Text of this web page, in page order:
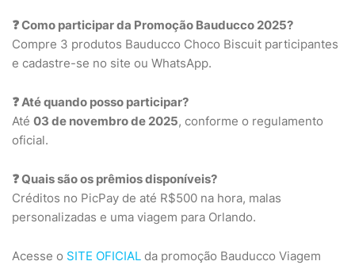
❓ Como participar da Promoção Bauducco 2025?
Compre 3 produtos Bauducco Choco Biscuit participantes
e cadastre-se no site ou WhatsApp.
❓ Até quando posso participar?
Até 03 de novembro de 2025, conforme o regulamento
oficial.
❓ Quais são os prêmios disponíveis?
Créditos no PicPay de até R$500 na hora, malas
personalizadas e uma viagem para Orlando.
Acesse o SITE OFICIAL da promoção Bauducco Viagem